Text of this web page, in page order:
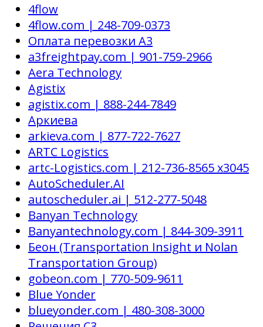
4flow
4flow.com | 248-709-0373
Оплата перевозки A3
a3freightpay.com | 901-759-2966
Aera Technology
Agistix
agistix.com | 888-244-7849
Аркиева
arkieva.com | 877-722-7627
ARTC Logistics
artc-Logistics.com | 212-736-8565 x3045
AutoScheduler.AI
autoscheduler.ai | 512-277-5048
Banyan Technology
Banyantechnology.com | 844-309-3911
Беон (Transportation Insight и Nolan
Transportation Group)
gobeon.com | 770-509-9611
Blue Yonder
blueyonder.com | 480-308-3000